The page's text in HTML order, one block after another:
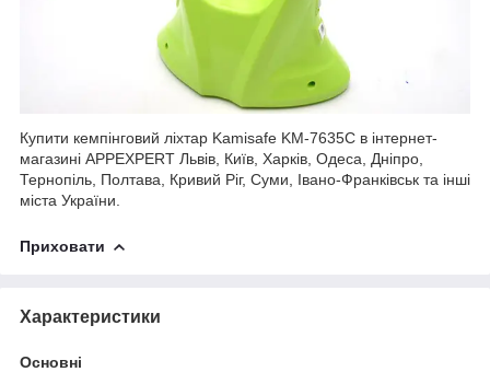
Купити кемпінговий ліхтар Kamisafe KM-7635С в інтернет-
магазині APPEXPERT Львів, Київ, Харків, Одеса, Дніпро,
Тернопіль, Полтава, Кривий Ріг, Суми, Івано-Франківськ та інші
міста України.
Приховати
Характеристики
Основні